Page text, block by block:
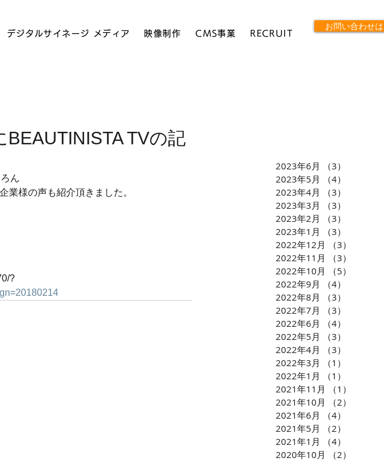
デジタルサイネージ メディア 映像制作 CMS事業 RECRUIT
お問い合わせ
TVの記
ん
業様の声も紹介頂きました。
?
2023年6月 （3）
2023年5月
（4）
2023年4月
（3）
2023年3月
（3）
2023年2月
（3）
2023年1月
（3）
2022年12月
（3）
2022年11月
（3）
2022年10月
（5）
2022年9月
（4）
2022年8月
（3）
2022年7月
（3）
2022年6月
（4）
2022年5月
（3）
2022年4月
（3）
2022年3月
（1）
2022年1月
（1）
2021年11月
（1）
2021年10月
（2）
2021年6月
（4）
2021年5月
（2）
2021年1月
（4）
2020年10月
（2）